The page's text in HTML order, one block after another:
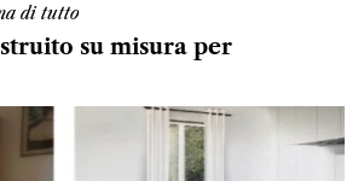
di tutto
su misura per